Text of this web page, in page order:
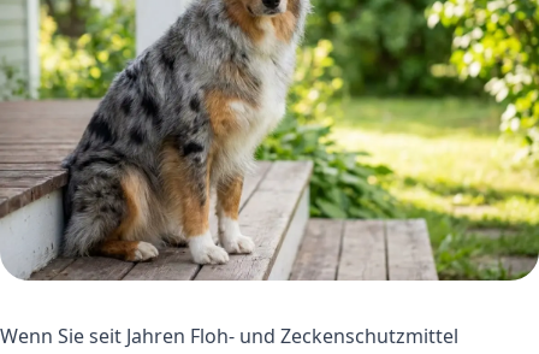
Wenn Sie seit Jahren Floh- und Zeckenschutzmittel